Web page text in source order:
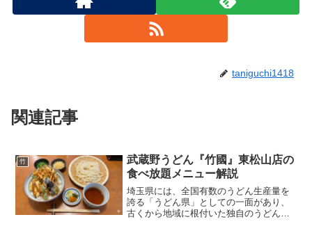
taniguchi1418
関連記事
竹
武蔵野うどん『竹國』東松山店の
食べ放題メニュー解説
埼玉県には、全国有数のうどん生産量を
誇る「うどん県」としての一面があり、
古くから地域に根付いた独自のうどん文